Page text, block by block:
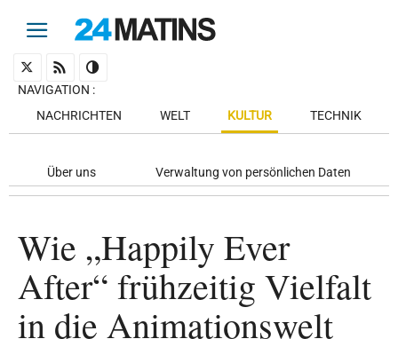
NAVIGATION :
NACHRICHTEN
WELT KULTUR TECHNIK
Über uns Verwaltung von persönlichen Daten
Wie „Happily Ever
After“ frühzeitig Vielfalt
in die Animationswelt